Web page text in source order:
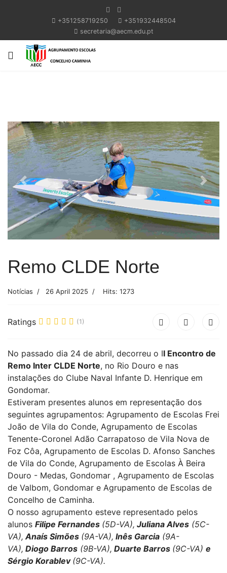
+351258719250
+351932448504
secretaria@aecm.edu.pt
Previous Next
Remo CLDE Norte
Notícias 26 April 2025 Hits: 1273
Ratings (1)
No passado dia 24 de abril, decorreu o II Encontro de
Remo Inter CLDE Norte, no Rio Douro e nas
instalações do Clube Naval Infante D. Henrique em
Gondomar.
Estiveram presentes alunos em representação dos
seguintes agrupamentos: Agrupamento de Escolas Frei
João de Vila do Conde, Agrupamento de Escolas
Tenente-Coronel Adão Carrapatoso de Vila Nova de
Foz Côa, Agrupamento de Escolas D. Afonso Sanches
de Vila do Conde, Agrupamento de Escolas À Beira
Douro - Medas, Gondomar , Agrupamento de Escolas
de Valbom, Gondomar e Agrupamento de Escolas de
Concelho de Caminha.
O nosso agrupamento esteve representado pelos
alunos Filipe Fernandes (5D-VA), Juliana Alves (5C-
VA), Anaís Simões (9A-VA), Inês Garcia (9A-
VA), Diogo Barros (9B-VA), Duarte Barros (9C-VA) e
Sérgio Korablev (9C-VA).